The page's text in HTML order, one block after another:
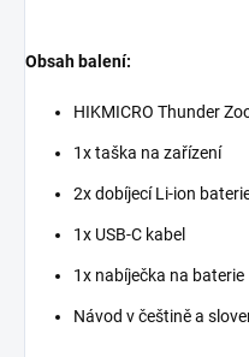
Obsah balení:
HIKMICRO Thunder
1x taška na zařízení
2x dobíjecí Li-ion
1x USB-C kabel
1x nabíječka na baterie
Návod v češtině a